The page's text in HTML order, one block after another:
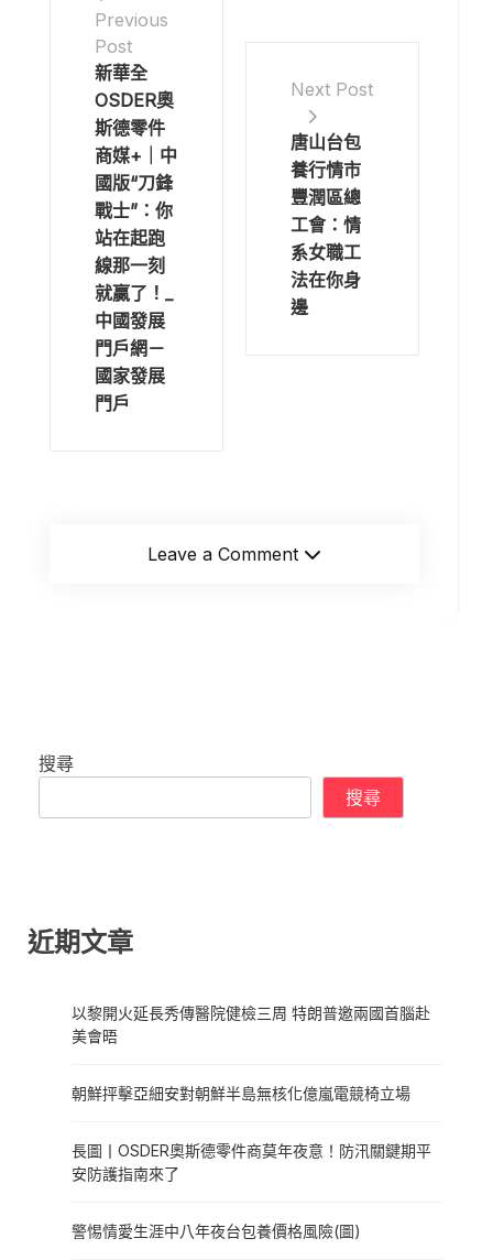
Previous
Post
新華全
OSDER奧
斯德零件
商媒+｜中
國版“刀鋒
戰士”：你
站在起跑
線那一刻
就贏了！_
中國發展
門戶網－
國家發展
門戶
Next Post
唐山台包
養行情市
豐潤區總
工會：情
系女職工
法在你身
邊
Leave a Comment
搜尋
搜尋
近期文章
以黎開火延長秀傳醫院健檢三周 特朗普邀兩國首腦赴
美會晤
朝鮮抨擊亞細安對朝鮮半島無核化億嵐電競椅立場
長圖丨OSDER奧斯德零件商莫年夜意！防汛關鍵期平
安防護指南來了
警惕情愛生涯中八年夜台包養價格風險(圖)